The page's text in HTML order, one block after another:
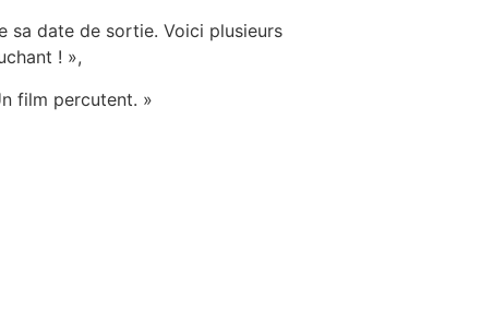
sa date de sortie. Voici plusieurs
! »,
film percutent. »